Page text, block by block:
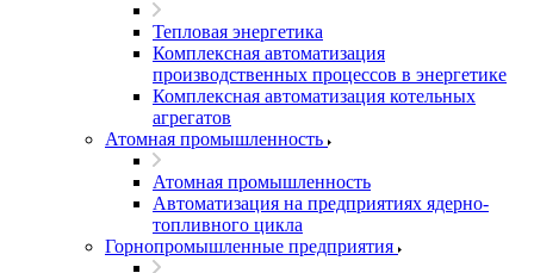
Тепловая энергетика
Комплексная автоматизация
производственных процессов в энергетике
Комплексная автоматизация котельных
агрегатов
Атомная промышленность
Атомная промышленность
Автоматизация на предприятиях ядерно-
топливного цикла
Горнопромышленные предприятия